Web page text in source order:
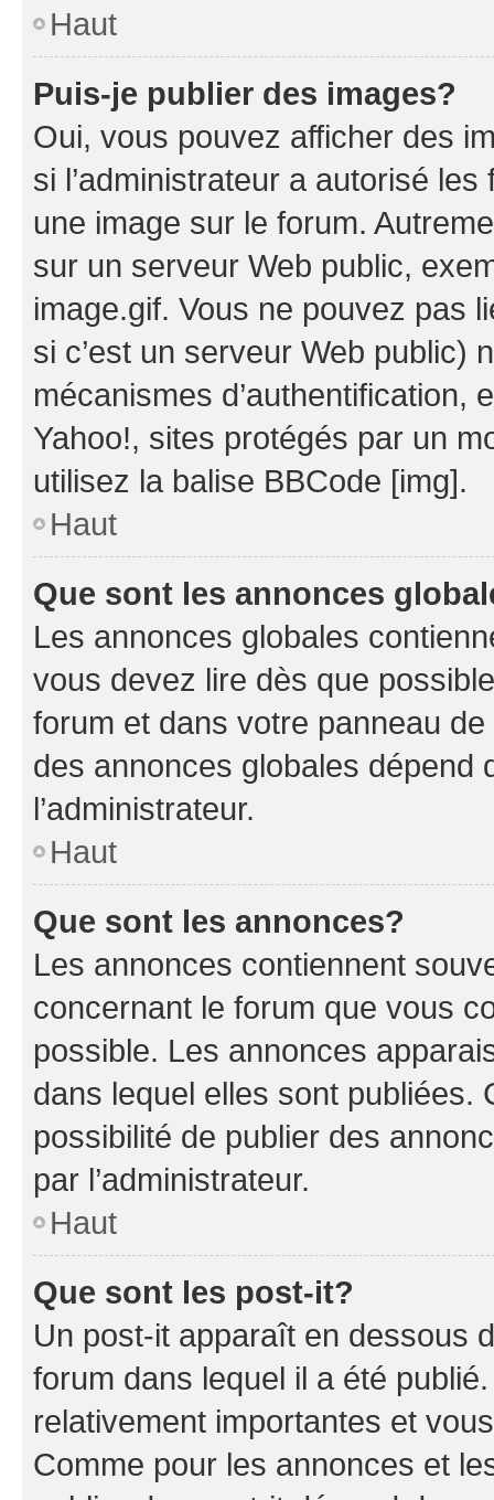
Haut
Puis-je publier des images?
Oui, vous pouvez afficher des
si l’administrateur a autorisé
une image sur le forum.
sur un serveur Web public,
image.gif. Vous ne pouvez pas
si c’est un serveur Web public)
mécanismes d’authentification,
Yahoo!, sites protégés par un
utilisez la balise BBCode [img].
Haut
Que sont les annonces
Les annonces globales
vous devez lire dès que
forum et dans votre panneau
des annonces globales dépend
l’administrateur.
Haut
Que sont les annonces?
Les annonces contiennent
concernant le forum que vous
possible. Les annonces
dans lequel elles sont publiées.
possibilité de publier des
par l’administrateur.
Haut
Que sont les post-it?
Un post-it apparaît en dessous
forum dans lequel il a été
relativement importantes et
Comme pour les annonces et